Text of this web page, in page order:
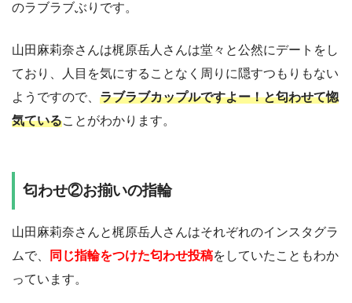
のラブラブぶりです。
山田麻莉奈さんは梶原岳人さんは堂々と公然にデートをし
ており、人目を気にすることなく周りに隠すつもりもない
ようですので、 ラブラブカップルですよー！と匂わせて惚
気ていることがわかります。
匂わせ②お揃いの指輪
山田麻莉奈さんと梶原岳人さんはそれぞれのインスタグラ
ムで、
同じ指輪をつけた匂わせ投稿をしていたこともわか
っています。